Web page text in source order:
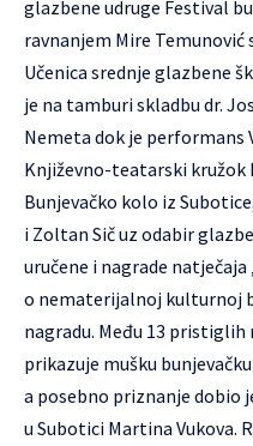
glazbene udruge Festival
ravnanjem Mire
Učenica srednje glazbene
je na tamburi skladbu dr.
Nemeta dok je performans
Književno-teatarski
Bunjevačko kolo iz
i Zoltan Sič uz odabir
uručene i nagrade
o nematerijalnoj kulturnoj
nagradu. Među 13
prikazuje mušku
a posebno priznanje dobio
u Subotici Martina Vukova.